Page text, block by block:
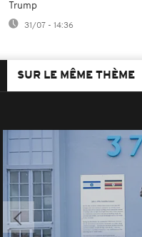
Trump
31/07 - 14:36
SUR LE MÊME THÈME